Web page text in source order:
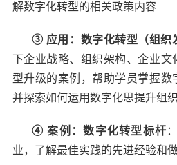
解数字化转型的相关政策内容
③ 应用：数字化转型（组织
下企业战略、组织架构、企业
型升级的案例，帮助学员掌握数
并探索如何运用数字化思提升组
④ 案例：数字化转型标杆
业，了解最佳实践的先进经验和